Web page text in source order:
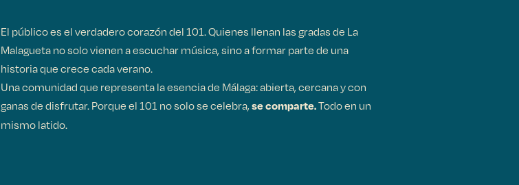
El público es el verdadero corazón del 101. Quienes llenan las gradas de La
Malagueta no solo vienen a escuchar música, sino a formar parte de una
historia que crece cada verano.
Una comunidad que representa la esencia de Málaga: abierta, cercana y con
ganas de disfrutar. Porque el 101 no solo se celebra, se comparte.Todo en un
mismo latido.